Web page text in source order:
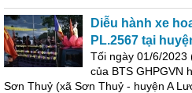
Diễu hành xe
PL.2567 tại
Tối ngày 01/6/2023
của BTS GHPGVN
Sơn Thuỷ (xã Sơn Thuỷ - huyện A